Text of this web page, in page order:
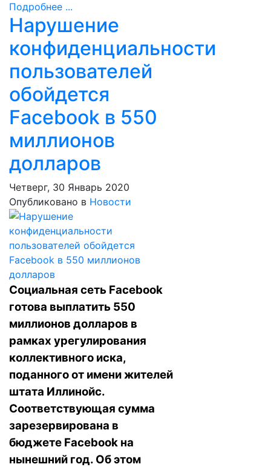
Подробнее ...
Нарушение
конфиденциальности
пользователей
обойдется
Facebook в 550
миллионов
долларов
Четверг, 30 Январь 2020
Опубликовано в Новости
Социальная сеть Facebook
готова выплатить 550
миллионов долларов в
рамках урегулирования
коллективного иска,
поданного от имени жителей
штата Иллинойс.
Соответствующая сумма
зарезервирована в
бюджете Facebook на
нынешний год. Об этом